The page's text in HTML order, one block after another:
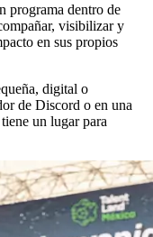
programa dentro de
visibilizar y
en sus propios
digital o
de Discord o en una
un lugar para